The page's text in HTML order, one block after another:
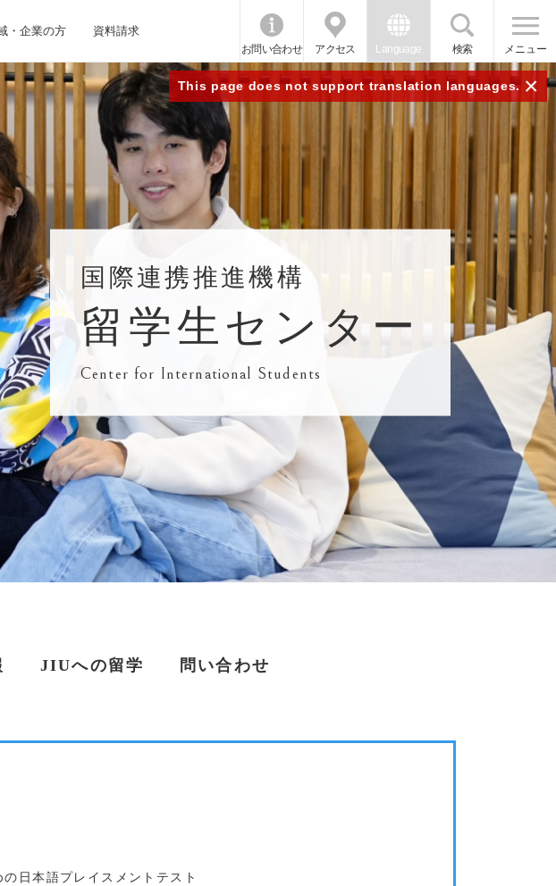
・企業の方 資料請求
お問い合わせ アクセス Language 検索 メニュー
This page does not support translation languages. ×
国際連携推進機構
留学生センター
Center for International Students
JIUへの留学 問い合わせ
日本語プレイスメントテスト